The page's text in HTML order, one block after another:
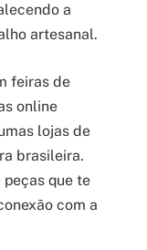
a
artesanal.
feiras de
online
lojas de
brasileira.
peças que te
com a